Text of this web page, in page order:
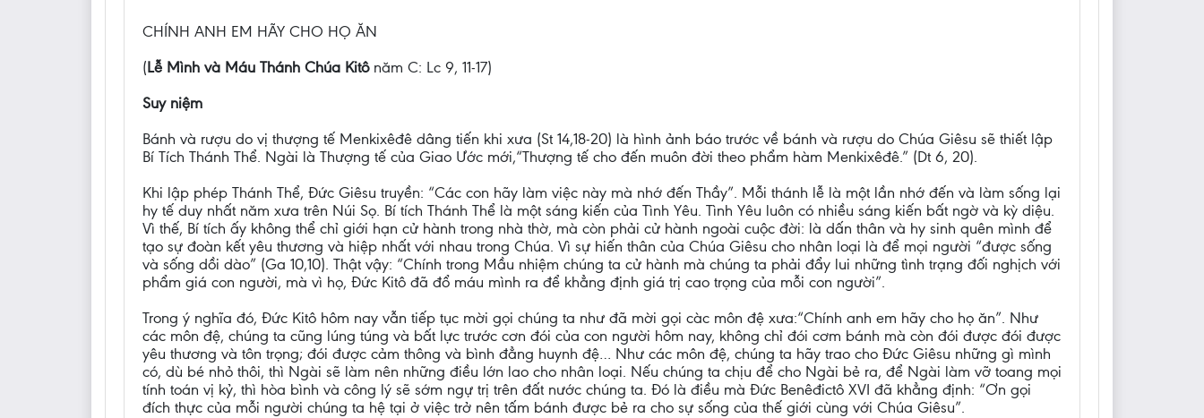
CHÍNH ANH EM HÃY CHO HỌ ĂN
(Lễ Mình và Máu Thánh Chúa Kitô năm C: Lc 9, 11-17)
Suy niệm
Bánh và rượu do vị thượng tế Menkixêđê dâng tiến khi xưa (St 14,18-20) là hình ảnh báo trước về bánh và rượu do Chúa Giêsu sẽ thiết lập
Bí Tích Thánh Thể. Ngài là Thượng tế của Giao Ước mới,“Thượng tế cho đến muôn đời theo phẩm hàm Menkixêđê.” (Dt 6, 20).
Khi lập phép Thánh Thể, Đức Giêsu truyền: “Các con hãy làm việc này mà nhớ đến Thầy”. Mỗi thánh lễ là một lần nhớ đến và làm sống lại
hy tế duy nhất năm xưa trên Núi Sọ. Bí tích Thánh Thể là một sáng kiến của Tình Yêu. Tình Yêu luôn có nhiều sáng kiến bất ngờ và kỳ diệu.
Vì thế, Bí tích ấy không thể chỉ giới hạn cử hành trong nhà thờ, mà còn phải cử hành ngoài cuộc đời: là dấn thân và hy sinh quên mình để
tạo sự đoàn kết yêu thương và hiệp nhất với nhau trong Chúa. Vì sự hiến thân của Chúa Giêsu cho nhân loại là để mọi người “được sống
và sống dồi dào” (Ga 10,10). Thật vậy: “Chính trong Mầu nhiệm chúng ta cử hành mà chúng ta phải đẩy lui những tình trạng đối nghịch với
phẩm giá con người, mà vì họ, Đức Kitô đã đổ máu mình ra để khẳng định giá trị cao trọng của mỗi con người”.
Trong ý nghĩa đó, Đức Kitô hôm nay vẫn tiếp tục mời gọi chúng ta như đã mời gọi càc môn đệ xưa:“Chính anh em hãy cho họ ăn”. Như
các môn đệ, chúng ta cũng lúng túng và bất lực trước cơn đói của con người hôm nay, không chỉ đói cơm bánh mà còn đói được đói được
yêu thương và tôn trọng; đói được cảm thông và bình đẳng huynh đệ… Như các môn đệ, chúng ta hãy trao cho Ðức Giêsu những gì mình
có, dù bé nhỏ thôi, thì Ngài sẽ làm nên những điều lớn lao cho nhân loại. Nếu chúng ta chịu để cho Ngài bẻ ra, để Ngài làm vỡ toang mọi
tính toán vị kỷ, thì hòa bình và công lý sẽ sớm ngự trị trên đất nước chúng ta. Đó là điều mà Đức Benêđictô XVI đã khẳng định: “Ơn gọi
đích thực của mỗi người chúng ta hệ tại ở việc trở nên tấm bánh được bẻ ra cho sự sống của thế giới cùng với Chúa Giêsu”.